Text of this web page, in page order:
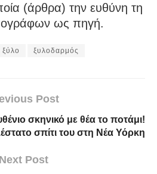
(άρθρα) την ευθύνη τη
ως πηγή.
ξύλο ξυλοδαρμός
Post
σκηνικό με θέα το ποτάμι!
σπίτι του στη Νέα Υόρκη
Next Post